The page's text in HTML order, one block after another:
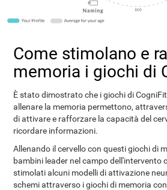
Come stimolano e
memoria i giochi di
È stato dimostrato che i giochi di
allenare la memoria permettono,
di attivare e rafforzare la capacità del
ricordare informazioni.
Allenando il cervello con questi giochi di
bambini leader nel campo dell'intervento
stimolati alcuni modelli di attivazione
schemi attraverso i giochi di memoria